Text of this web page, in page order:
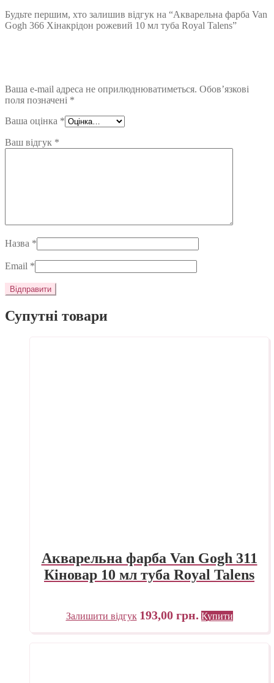
Будьте першим, хто залишив відгук на “Акварельна фарба Van
Gogh 366 Хінакрідон рожевий 10 мл туба Royal Talens”
Ваша e-mail адреса не оприлюднюватиметься. Обов’язкові
поля позначені *
Ваша оцінка *
Ваш відгук *
Назва *
Email *
Супутні товари
Акварельна фарба Van Gogh 311
Кіновар 10 мл туба Royal Talens
Залишити відгук 193,00 грн. Купити